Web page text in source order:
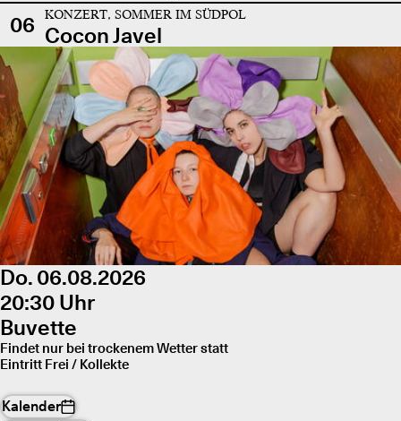
06 KONZERT, SOMMER IM SÜDPOL
Cocon Javel
Do. 06.08.2026
20:30 Uhr
Buvette
Findet nur bei trockenem Wetter statt
Eintritt Frei / Kollekte
Kalender